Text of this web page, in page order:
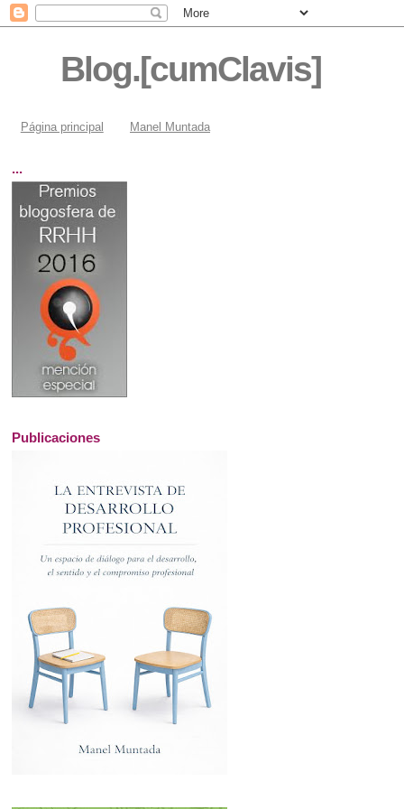
Blog.[cumClavis]
Página principal Manel Muntada
...
Publicaciones